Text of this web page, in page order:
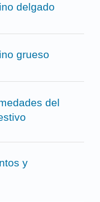
delgado
grueso
del
y